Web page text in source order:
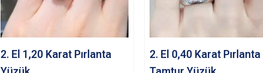
2. El 1,20 Karat Pırlanta
2. El 0,40 Karat Pırlanta